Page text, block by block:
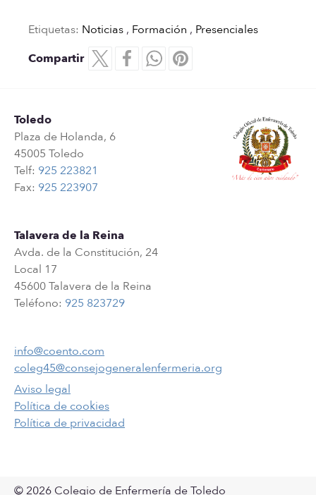
Etiquetas: Noticias , Formación , Presenciales
Compartir
Toledo
Plaza de Holanda, 6
45005 Toledo
Telf: 925 223821
Fax: 925 223907
Talavera de la Reina
Avda. de la Constitución, 24
Local 17
45600 Talavera de la Reina
Teléfono: 925 823729
info@coento.com
coleg45@consejogeneralenfermeria.org
Aviso legal
Política de cookies
Política de privacidad
© 2026 Colegio de Enfermería de Toledo